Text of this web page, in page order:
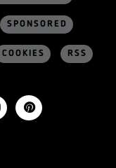
SPONSORED
COOKIES RSS